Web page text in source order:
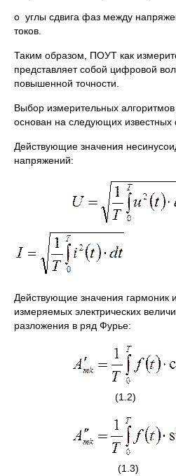
o углы сдвига фаз между
токов.
Таким образом, ПОУТ как
представляет собой цифровой
повышенной точности.
Выбор измерительных
основан на следующих известных
Действующие значения
напряжений:
Действующие значения гармоник
измеряемых электрических
разложения в ряд Фурье:
(1.2)
(1.3)